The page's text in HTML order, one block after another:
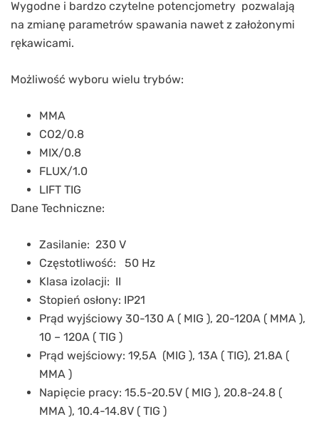
Wygodne i bardzo czytelne potencjometry pozwalają
na zmianę parametrów spawania nawet z założonymi
rękawicami.
Możliwość wyboru wielu trybów:
MMA
CO2/0.8
MIX/0.8
FLUX/1.0
LIFT TIG
Dane Techniczne:
Zasilanie: 230 V
Częstotliwość: 50 Hz
Klasa izolacji: II
Stopień osłony: IP21
Prąd wyjściowy 30-130 A ( MIG ), 20-120A ( MMA ),
10 – 120A ( TIG )
Prąd wejściowy: 19,5A (MIG ), 13A ( TIG), 21.8A (
MMA )
Napięcie pracy: 15.5-20.5V ( MIG ), 20.8-24.8 (
MMA ), 10.4-14.8V ( TIG )